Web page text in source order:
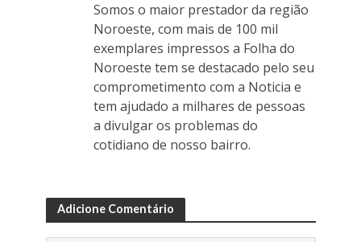
Somos o maior prestador da região
Noroeste, com mais de 100 mil
exemplares impressos a Folha do
Noroeste tem se destacado pelo seu
comprometimento com a Noticia e
tem ajudado a milhares de pessoas
a divulgar os problemas do
cotidiano de nosso bairro.
Adicione Comentário